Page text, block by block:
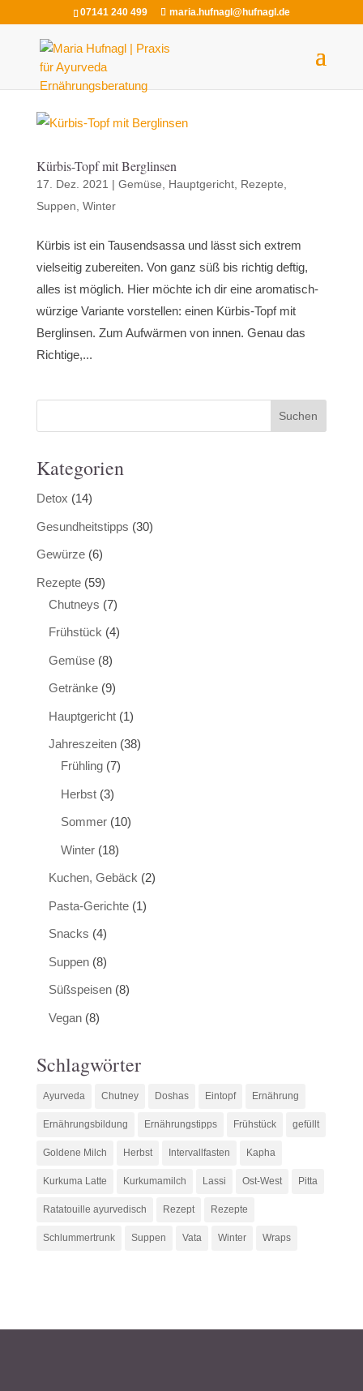
07141 240 499 maria.hufnagl@hufnagl.de
Kürbis-Topf mit Berglinsen
17. Dez. 2021 | Gemüse Hauptgericht, Rezepte
Suppen Winter
Kürbis ist ein Tausendsassa und lässt sich extrem
vielseitig zubereiten. Von ganz süß bis richtig deftig,
alles ist möglich. Hier möchte ich dir eine aromatisch-
würzige Variante vorstellen: einen Kürbis-Topf mit
Berglinsen. Zum Aufwärmen von innen. Genau das
Richtige,...
Kategorien
Detox (14)
Gesundheitstipps (30)
Gewürze(6)
Rezepte(59)
Chutneys (7)
Frühstück (4)
Gemüse(8)
Getränke(9)
Hauptgericht(1)
Jahreszeiten(38)
Frühling(7)
Herbst(3)
Sommer(10)
Winter(18)
Kuchen, Gebäck (2)
Pasta-Gerichte(1)
Snacks (4)
Suppen(8)
Süßspeisen(8)
Vegan(8)
Schlagwörter
Ayurveda Chutney Doshas Eintopf Ernährung
Ernährungsbildung Ernährungstipps Frühstück gefüllt
Goldene Milch Herbst Intervallfasten Kapha
Kurkuma Latte Kurkumamilch Lassi Ost-West Pitta
Ratatouille ayurvedisch Rezept Rezepte
Schlummertrunk Suppen Vata Winter Wraps